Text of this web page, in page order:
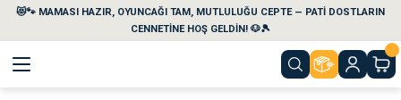
😻🐾 MAMASI HAZIR, OYUNCAĞI TAM, MUTLULUĞU CEPTE — PATİ DOSTLARIN
CENNETİNE HOŞ GELDİN! 🐶🎾
Geri Dön
Geri Dön
Geri Dön
Geri Dön
Geri Dön
Geri Dön